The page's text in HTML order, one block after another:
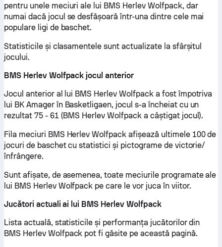
pentru unele meciuri ale lui BMS Herlev Wolfpack, dar
numai dacă jocul se desfășoară într-una dintre cele mai
populare ligi de baschet.
Statisticile și clasamentele sunt actualizate la sfârșitul
jocului.
BMS Herlev Wolfpack jocul anterior
Jocul anterior al lui BMS Herlev Wolfpack a fost împotriva
lui BK Amager în Basketligaen, jocul s-a încheiat cu un
rezultat 75 - 61 (BMS Herlev Wolfpack a câștigat jocul).
Fila meciuri BMS Herlev Wolfpack afișează ultimele 100 de
jocuri de baschet cu statistici și pictograme de victorie/
înfrângere.
Sunt afișate, de asemenea, toate meciurile programate ale
lui BMS Herlev Wolfpack pe care le vor juca în viitor.
Jucători actuali ai lui BMS Herlev Wolfpack
Lista actuală, statisticile și performanța jucătorilor din
BMS Herlev Wolfpack pot fi găsite pe această pagină.